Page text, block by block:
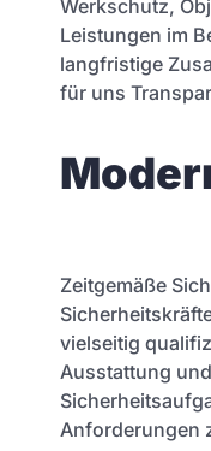
Werkschutz,
Leistungen im
langfristige
für uns
Zeitgemäße
vielseitig
Ausstattung
Anforderungen